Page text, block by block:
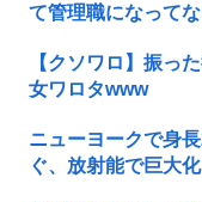
て管理職になってな
【クソワロ】振っ
女ワロタwww
ニューヨークで身
ぐ、放射能で巨大